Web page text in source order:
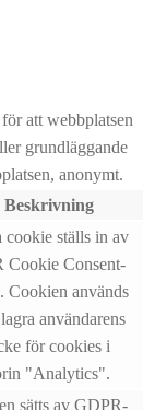
att webbplatsen
grundläggande
anonymt.
Beskrivning
cookie ställs in av
Cookie Consent-
Cookien används
användarens
för cookies i
"Analytics".
sätts av GDPR-